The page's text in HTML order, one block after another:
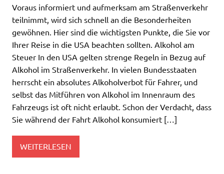
Voraus informiert und aufmerksam am Straßenverkehr
teilnimmt, wird sich schnell an die Besonderheiten
gewöhnen. Hier sind die wichtigsten Punkte, die Sie vor
Ihrer Reise in die USA beachten sollten. Alkohol am
Steuer In den USA gelten strenge Regeln in Bezug auf
Alkohol im Straßenverkehr. In vielen Bundesstaaten
herrscht ein absolutes Alkoholverbot für Fahrer, und
selbst das Mitführen von Alkohol im Innenraum des
Fahrzeugs ist oft nicht erlaubt. Schon der Verdacht, dass
Sie während der Fahrt Alkohol konsumiert […]
WEITERLESEN